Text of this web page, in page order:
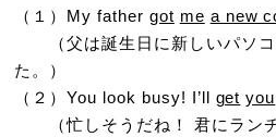
（１）My father got me a new
（父は誕生日に新しいパソコ
た。）
（２）You look busy! I’ll get you
（忙しそうだね！ 君にランチ